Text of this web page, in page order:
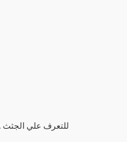
(19) تحاليل بقايا العظام وأشلاء الجثث وتحليل DNA للتعرف علي الجثث